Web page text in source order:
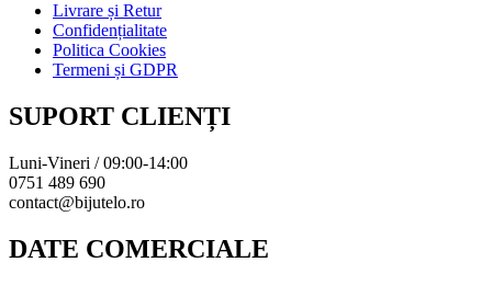
Livrare și Retur
Confidențialitate
Politica Cookies
Termeni și GDPR
SUPORT CLIENȚI
Luni-Vineri / 09:00-14:00
0751 489 690
contact@bijutelo.ro
DATE COMERCIALE